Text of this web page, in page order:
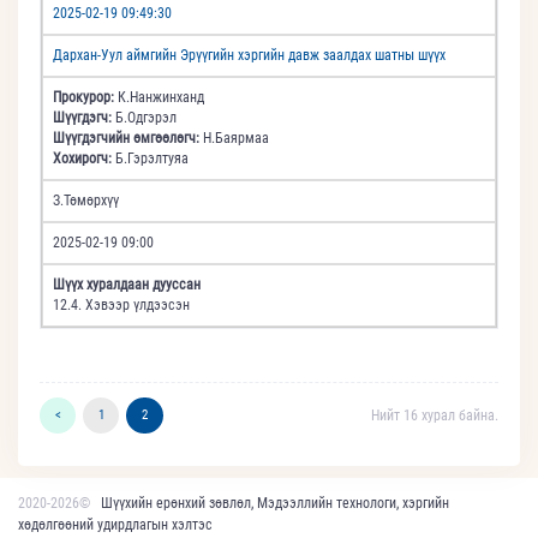
2025-02-19 09:49:30
Дархан-Уул аймгийн Эрүүгийн хэргийн давж заалдах шатны шүүх
Прокурор: К.Нанжинханд
Шүүгдэгч: Б.Одгэрэл
Шүүгдэгчийн өмгөөлөгч: Н.Баярмаа
Хохирогч: Б.Гэрэлтуяа
З.Төмөрхүү
2025-02-19 09:00
Шүүх хуралдаан дууссан
12.4. Хэвээр үлдээсэн
< 1 2 Нийт 16 хурал байна.
2020-2026©
Шүүхийн ерөнхий зөвлөл, Мэдээллийн технологи, хэргийн
хөдөлгөөний удирдлагын хэлтэс